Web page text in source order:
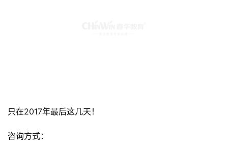
只在2017年最后这几天！
咨询方式：